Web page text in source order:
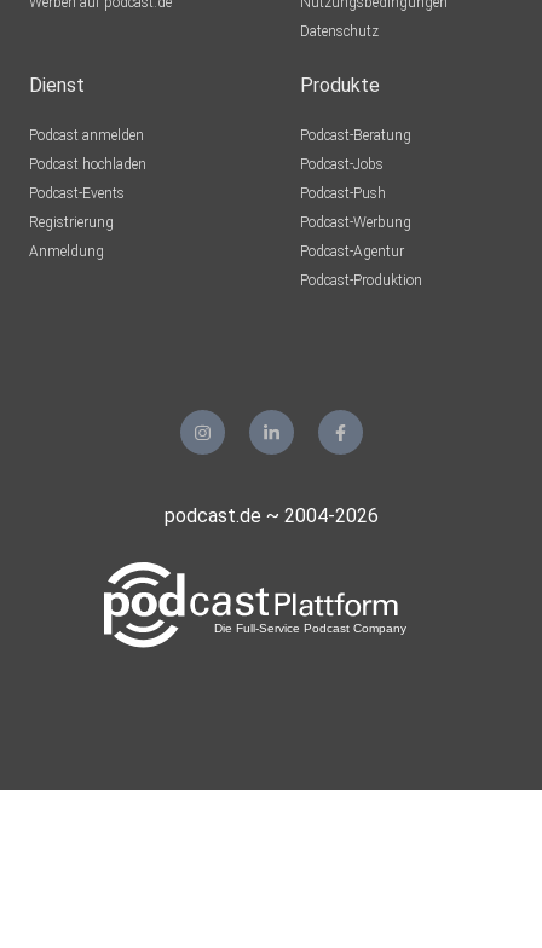
Datenschutz
Dienst
Podcast anmelden
Podcast hochladen
Podcast-Events
Registrierung
Anmeldung
Produkte
Podcast-Beratung
Podcast-Jobs
Podcast-Push
Podcast-Werbung
Podcast-Agentur
Podcast-Produktion
podcast.de ~ 2004-2026